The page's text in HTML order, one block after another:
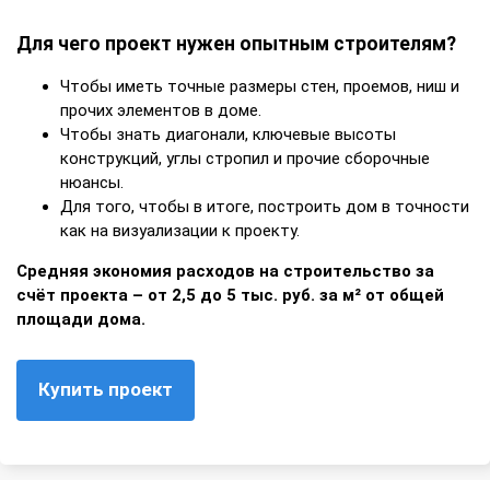
Для чего проект нужен опытным строителям?
Чтобы иметь точные размеры стен, проемов, ниш и
прочих элементов в доме.
Чтобы знать диагонали, ключевые высоты
конструкций, углы стропил и прочие сборочные
нюансы.
Для того, чтобы в итоге, построить дом в точности
как на визуализации к проекту.
Средняя экономия расходов на строительство за
счёт проекта – от 2,5 до 5 тыс. руб. за м² от общей
площади дома.
Купить проект